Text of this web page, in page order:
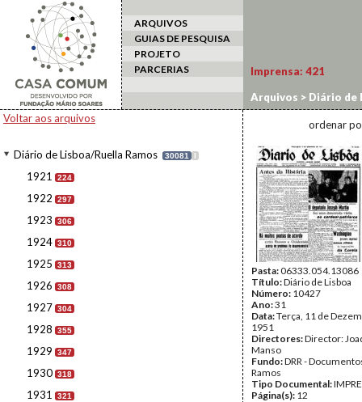
ARQUIVOS
GUIAS DE PESQUISA
PROJETO
PARCERIAS
Voltar aos arquivos
Diário de Lisboa/Ruella Ramos 30081 I
1921 224
1922 297
1923 306
1924 310
1925 313
1926 308
1927 304
1928 355
1929 347
1930 318
1931 321
Imprensa: 421
Arquivos > Diário de
ordenar
Pasta:06333.054.13086
Título:Diário de Lisboa
Número: 10427
Ano:31
Data:Terça, 11 de
1951
Directores:Director:
Manso
Fundo:DRR -
Ramos
Tipo Documental:
Página(s): 12